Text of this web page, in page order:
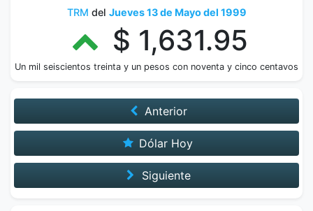
TRM del Jueves 13 de Mayo del 1999
$ 1,631.95
Un mil seiscientos treinta y un pesos con noventa y cinco centavos
Anterior
Dólar Hoy
Siguiente